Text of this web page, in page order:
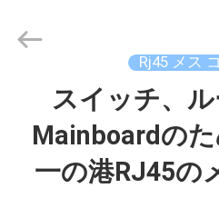
2015
Rj45 メス
スイッチ、
Mainboardの
一の港RJ45の